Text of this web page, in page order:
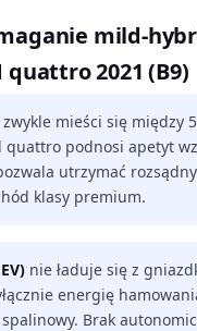
mild-
quattro 2021 (B9)
mieści się między
quattro podnosi apetyt
utrzymać
klasy premium.
nie ładuje się z
energię
Brak